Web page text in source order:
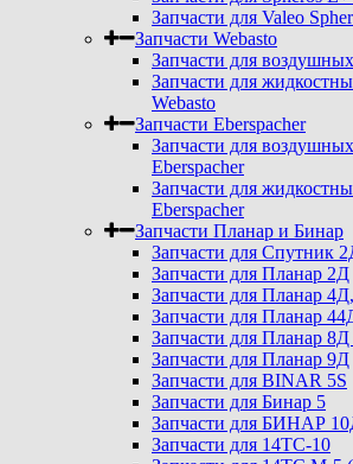
Запчасти для Valeo
Запчасти Webasto
Запчасти для
Запчасти для
Webasto
Запчасти Eberspacher
Запчасти для
Eberspacher
Запчасти для
Eberspacher
Запчасти Планар и Бинар
Запчасти для Спутник
Запчасти для Планар 2Д
Запчасти для Планар
Запчасти для Планар
Запчасти для Планар
Запчасти для Планар 9Д
Запчасти для BINAR 5S
Запчасти для Бинар 5
Запчасти для БИНАР
Запчасти для 14ТС-10